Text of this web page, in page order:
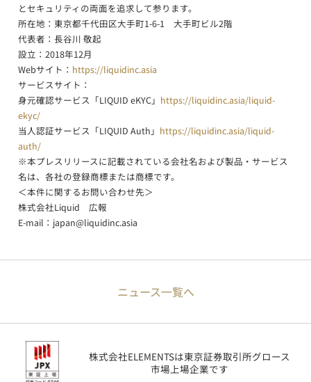
とセキュリティの両面を追求して参ります。
所在地：東京都千代田区大手町1-6-1 大手町ビル2階
代表者：長谷川 敬起
設立：2018年12月
Webサイト： https://liquidinc.asia
サービスサイト：
身元確認サービス「LIQUID eKYC」 https://liquidinc.asia/liquid-
ekyc/
当人認証サービス「LIQUID Auth」 https://liquidinc.asia/liquid-
auth/
※本プレスリリースに記載されている会社名および製品・サービス
名は、各社の登録商標または商標です。
＜本件に関するお問い合わせ先＞
株式会社Liquid 広報
E-mail： japan@liquidinc.asia
ニュース一覧へ
株式会社ELEMENTSは東京証券取引所グロース
市場上場企業です